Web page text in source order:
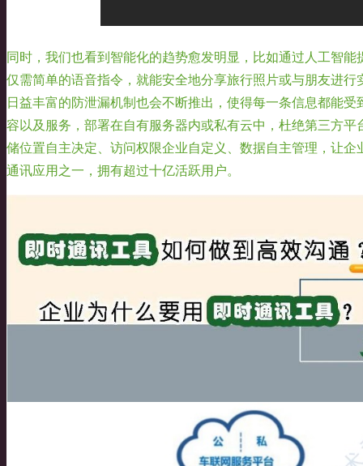
同时，我们也看到智能化的趋势愈发明显，比如通过人工智
仅需简单的语音指令，就能安全地分享旅行照片或与朋友进
日益丰富的防泄漏机制也会不断推出，使得每一条信息都能
容以及服务，部署在自有服务器内或私有云中，杜绝第三方
储位置自主决定、访问权限企业自定义、数据自主管理，让
通讯应用之一，拥有超过十亿活跃用户。